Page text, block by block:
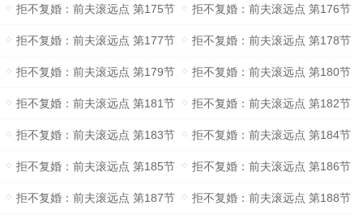
拒不复婚：前夫滚远点 第175节 拒不复婚：前夫滚远点 第176节
拒不复婚：前夫滚远点 第177节 拒不复婚：前夫滚远点 第178节
拒不复婚：前夫滚远点 第179节 拒不复婚：前夫滚远点 第180节
拒不复婚：前夫滚远点 第181节 拒不复婚：前夫滚远点 第182节
拒不复婚：前夫滚远点 第183节 拒不复婚：前夫滚远点 第184节
拒不复婚：前夫滚远点 第185节 拒不复婚：前夫滚远点 第186节
拒不复婚：前夫滚远点 第187节 拒不复婚：前夫滚远点 第188节